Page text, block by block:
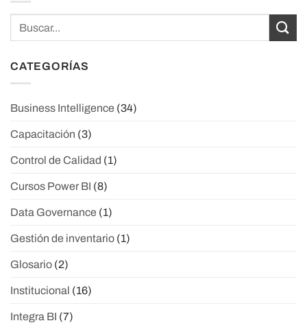
CATEGORÍAS
Business Intelligence (34)
Capacitación (3)
Control de Calidad (1)
Cursos Power BI (8)
Data Governance (1)
Gestión de inventario (1)
Glosario (2)
Institucional (16)
Integra BI (7)